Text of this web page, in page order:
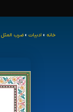
خانه » ادبیات » ضرب المثل